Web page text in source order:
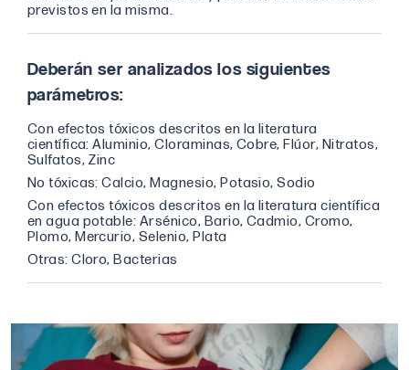
previstos en la misma.
Deberán ser analizados los siguientes
parámetros:
Con efectos tóxicos descritos en la literatura
científica: Aluminio, Cloraminas, Cobre, Flúor, Nitratos,
Sulfatos, Zinc
No tóxicas: Calcio, Magnesio, Potasio, Sodio
Con efectos tóxicos descritos en la literatura científica
en agua potable: Arsénico, Bario, Cadmio, Cromo,
Plomo, Mercurio, Selenio, Plata
Otras: Cloro, Bacterias